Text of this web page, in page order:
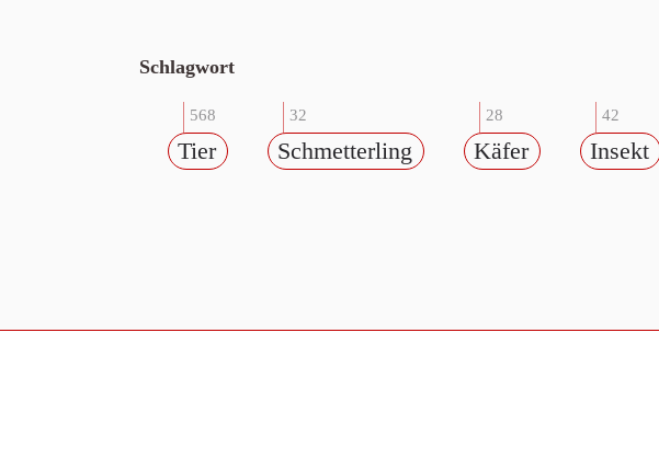
Schlagwort
568
Tier
32
Schmetterling
28
Käfer
42
Insekt